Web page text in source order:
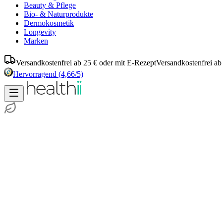
Beauty & Pflege
Bio- & Naturprodukte
Dermokosmetik
Longevity
Marken
Versandkostenfrei ab 25 € oder mit E-RezeptVersandkostenfrei
Hervorragend (4,66/5)